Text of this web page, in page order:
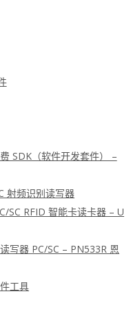
SDK（软件开发套件） –
射频识别读写器
SC RFID 智能卡读卡器 – U
写器 PC/SC – PN533R 恩
工具